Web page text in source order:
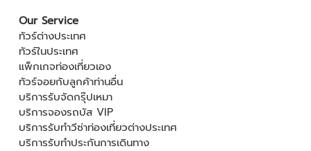
Our Service
ทัวร์ต่างประเทศ
ทัวร์ในประเทศ
แพ็กเกจท่องเที่ยวเอง
ทัวร์จอยกับลูกค้าท่านอื่น
บริการรับจัดกรุ๊ปเหมา
บริการจองรถบัส VIP
บริการรับทำวีซ่าท่องเที่ยวต่างประเทศ
บริการรับทำประกันการเดินทาง